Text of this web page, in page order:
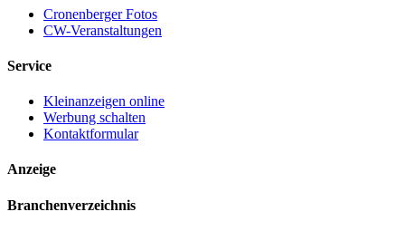
Cronenberger Fotos
CW-Veranstaltungen
Service
Kleinanzeigen online
Werbung schalten
Kontaktformular
Anzeige
Branchenverzeichnis